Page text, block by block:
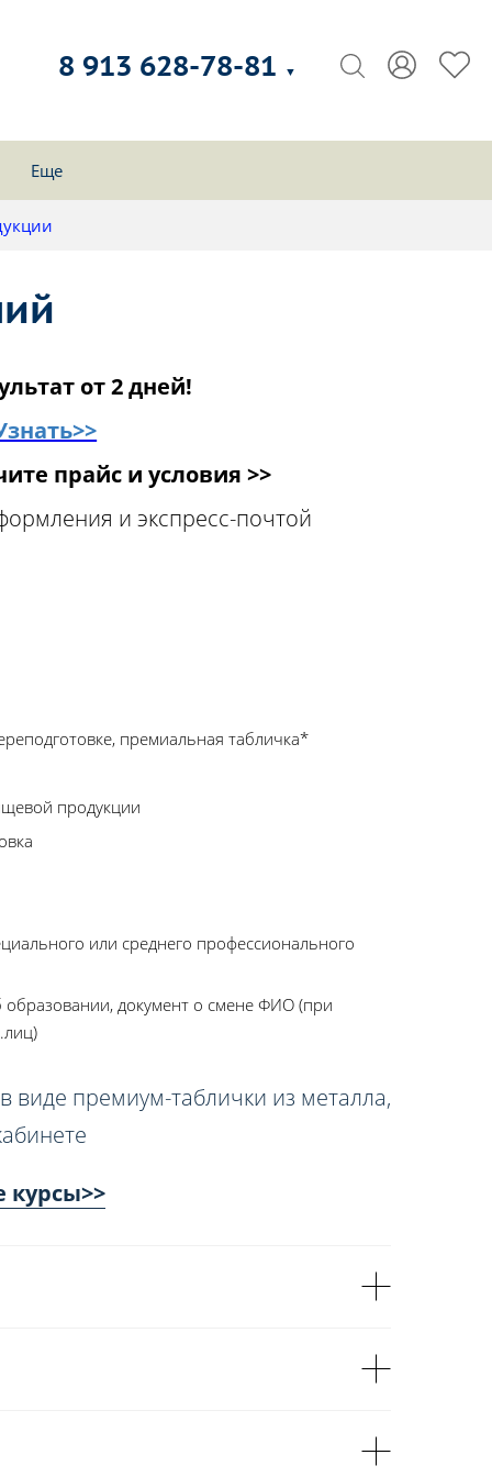
8 913 628-78-81 ▼
Еще
от 2 дней!
прайс и условия >>
и экспресс-почтой
премиальная табличка*
продукции
или среднего профессионального
документ о смене ФИО (при
премиум-таблички из металла,